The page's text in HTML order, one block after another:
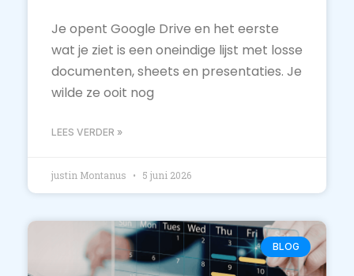
Je opent Google Drive en het eerste
wat je ziet is een oneindige lijst met losse
documenten, sheets en presentaties. Je
wilde ze ooit nog
LEES VERDER »
justin Montanus 5 juni 2026
BLOG